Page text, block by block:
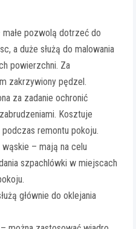
małe pozwolą dotrzeć do
a duże służą do malowania
powierzchni. Za
zakrzywiony pędzel.
za zadanie ochronić
Kosztuje
remontu pokoju.
– mają na celu
szpachlówki w miejscach
głównie do oklejania